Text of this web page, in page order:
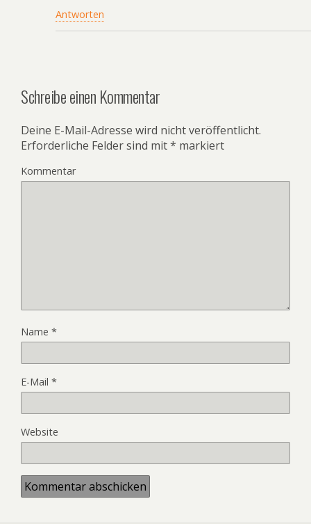
Antworten
Schreibe einen Kommentar
Deine E-Mail-Adresse wird nicht veröffentlicht.
Erforderliche Felder sind mit* markiert
Kommentar
Name *
E-Mail *
Website